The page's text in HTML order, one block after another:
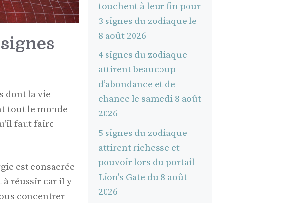
dont la vie
tout le monde
faut faire
est consacrée
à réussir car il y
concentrer
touchent à leur fin pour
3 signes du zodiaque le
8 août 2026
4 signes du zodiaque
attirent beaucoup
d’abondance et de
chance le samedi 8 août
2026
5 signes du zodiaque
attirent richesse et
pouvoir lors du portail
Lion's Gate du 8 août
2026